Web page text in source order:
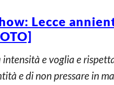
Lecce
e voglia e
e di non pressare in